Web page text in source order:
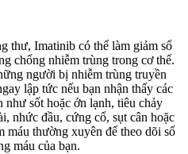
thư, Imatinib có thể làm giảm số
chống nhiễm trùng trong cơ thể.
người bị nhiễm trùng truyền
lập tức nếu bạn nhận thấy các
như sốt hoặc ớn lạnh, tiêu chảy
nhức đầu, cứng cổ, sụt cân hoặc
máu thường xuyên để theo dõi số
máu của bạn.